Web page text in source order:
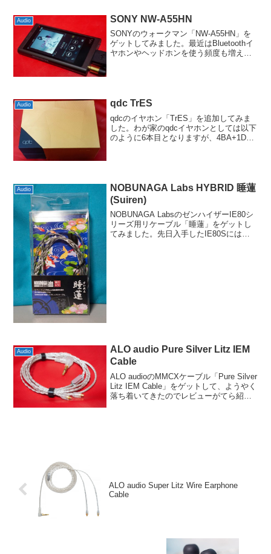
Audio SONY NW-A55HN
SONYのウォークマン「NW-A55HN」を
ゲットしてみました。最近はBluetoothイ
ヤホンやヘッドホンを使う頻度も増えま
Audio qdc TrES
qdcのイヤホン「TrES」を追加してみま
した。わが家のqdcイヤホンとしては以下
のように6本目となりますが、4BA+1DD
Audio
NOBUNAGA Labs HYBRID 睡蓮
(Suiren)
NOBUNAGA LabsのゼンハイザーIE80シ
リーズ用リケーブル「睡蓮」をゲットし
てみました。先日入手したIE80Sには
Audio
ALO audio Pure Silver Litz IEM
Cable
ALO audioのMMCXケーブル「Pure Silver
Litz IEM Cable」をゲットして、ようやく
落ち着いてきたのでレビューがてら紹介
ALO audio Super Litz Wire Earphone
Cable